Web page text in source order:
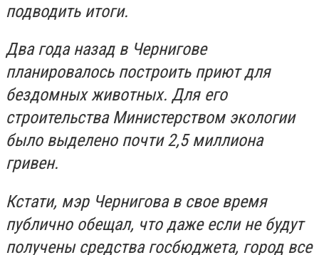
подводить итоги.
Два года назад в Чернигове
планировалось построить приют для
бездомных животных. Для его
строительства Министерством экологии
было выделено почти 2,5 миллиона
гривен.
Кстати, мэр Чернигова в свое время
публично обещал, что даже если не будут
получены средства госбюджета, город все